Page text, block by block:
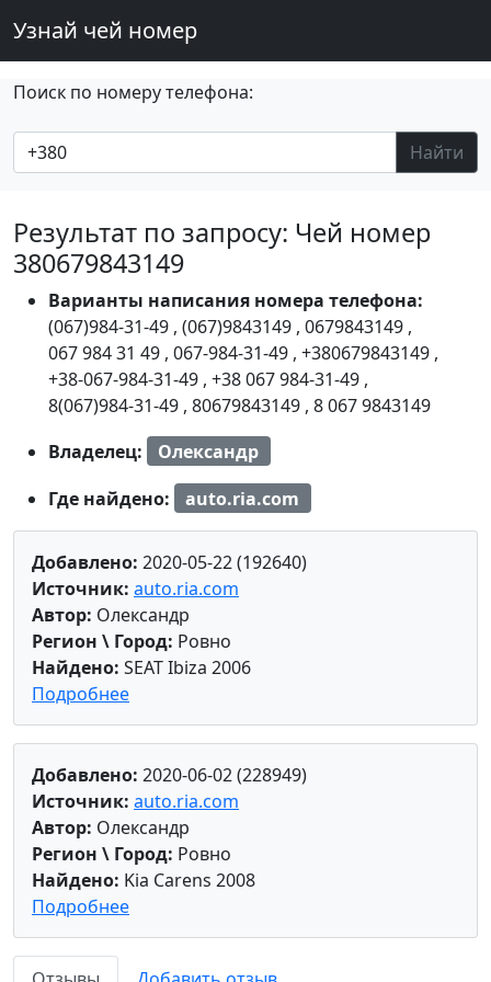
Узнай чей номер
Поиск по номеру телефона:
Найти
Результат по запросу: Чей номер
380679843149
Варианты написания номера телефона:
(067)984-31-49 , (067)9843149 , 0679843149 ,
067 984 31 49 , 067-984-31-49 , +380679843149 ,
+38-067-984-31-49 , +38 067 984-31-49 ,
8(067)984-31-49 , 80679843149 , 8 067 9843149
Владелец:
Олександр
Где найдено:
auto.ria.com
Добавлено: 2020-05-22 (192640)
Источник: auto.ria.com
Автор: Олександр
Регион \ Город: Ровно
Найдено: SEAT Ibiza 2006
Подробнее
Добавлено: 2020-06-02 (228949)
Источник: auto.ria.com
Автор: Олександр
Регион \ Город: Ровно
Найдено: Kia Carens 2008
Подробнее